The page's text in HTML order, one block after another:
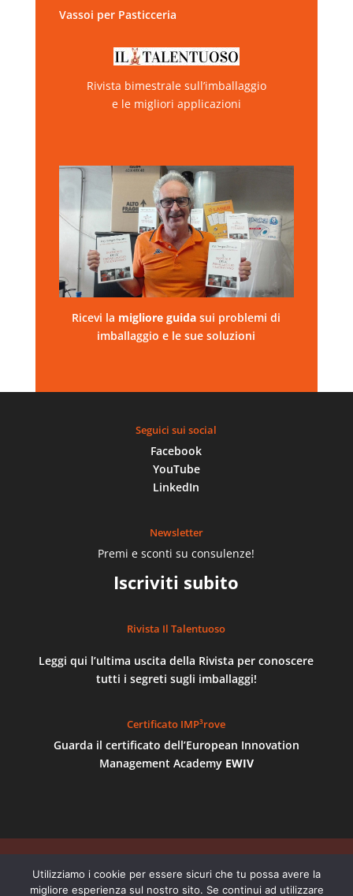
Vassoi per Pasticceria
Rivista bimestrale sull’imballaggio
e le migliori applicazioni
Ricevi la migliore guida sui problemi di
imballaggio e le sue soluzioni
Seguici sui social
Facebook
YouTube
LinkedIn
Newsletter
Premi e sconti su consulenze!
Iscriviti subito
Rivista Il Talentuoso
Leggi qui l’ultima uscita della Rivista per conoscere
tutti i segreti sugli imballaggi!
Certificato IMP³rove
Guarda il certificato dell’European Innovation
Management Academy EWIV
©AB Imballaggi- P.Iva 04895300012 | REGISTRO
delle IMPRESE di TORINO - NUMERO REA TO 668387
Utilizziamo i cookie per essere sicuri che tu possa avere la
migliore esperienza sul nostro sito. Se continui ad utilizzare